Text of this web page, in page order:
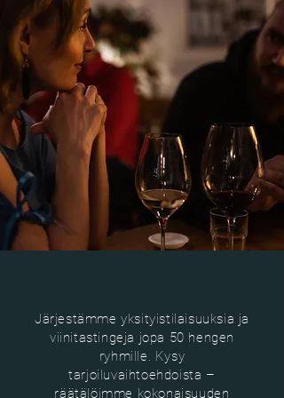
Järjestämme yksityistilaisuuksia ja
viinitastingeja jopa 50 hengen
ryhmille. Kysy
tarjoiluvaihtoehdoista –
räätälöimme kokonaisuuden